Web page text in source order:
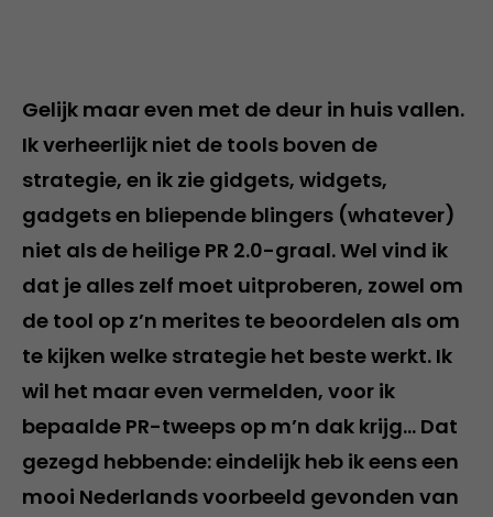
Gelijk maar even met de deur in huis vallen.
Ik verheerlijk niet de tools boven de
strategie, en ik zie gidgets, widgets,
gadgets en bliepende blingers (whatever)
niet als de heilige PR 2.0-graal. Wel vind ik
dat je alles zelf moet uitproberen, zowel om
de tool op z’n merites te beoordelen als om
te kijken welke strategie het beste werkt. Ik
wil het maar even vermelden, voor ik
bepaalde PR-tweeps op m’n dak krijg… Dat
gezegd hebbende: eindelijk heb ik eens een
mooi Nederlands voorbeeld gevonden van